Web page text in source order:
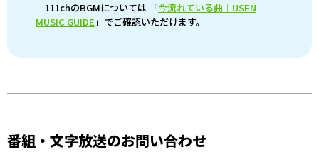
111chのBGMについては 「今流れている曲｜USEN
MUSIC GUIDE」でご確認いただけます。
番組・文字放送のお問い合わせ